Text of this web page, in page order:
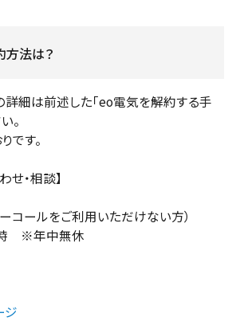
法は？
細は前述した「eo電気を解約する手
。
です。
・相談】
ーコールをご利用いただけない方）
時 ※年中無休
ジ